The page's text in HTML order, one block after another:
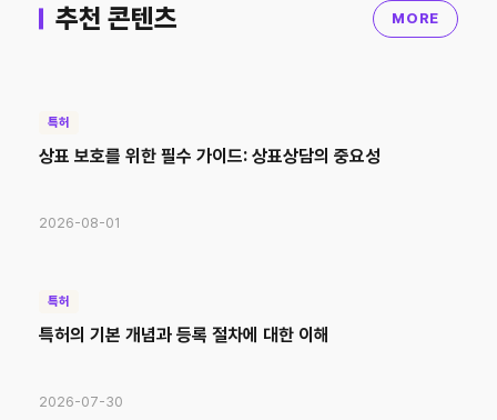
추천 콘텐츠 MORE
특허
상표 보호를 위한 필수 가이드: 상표상담의 중요성
2026-08-01
특허
특허의 기본 개념과 등록 절차에 대한 이해
2026-07-30